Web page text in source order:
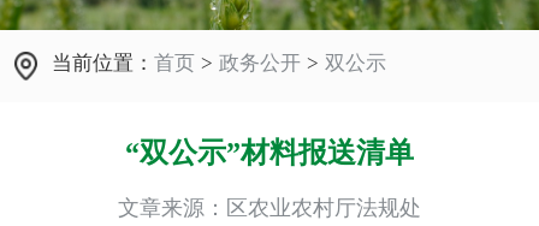
当前位置：首页 > 政务公开 > 双公示
“双公示”材料报送清单
文章来源：区农业农村厅法规处